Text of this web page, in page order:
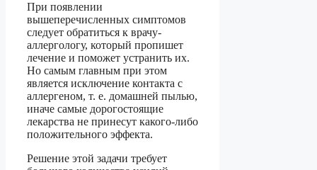
При появлении
вышеперечисленных симптомов
следует обратиться к врачу-
аллергологу, который пропишет
лечение и поможет устранить их.
Но самым главным при этом
является исключение контакта с
аллергеном, т. е. домашней пылью,
иначе самые дорогостоящие
лекарства не принесут какого-либо
положительного эффекта.
Решение этой задачи требует